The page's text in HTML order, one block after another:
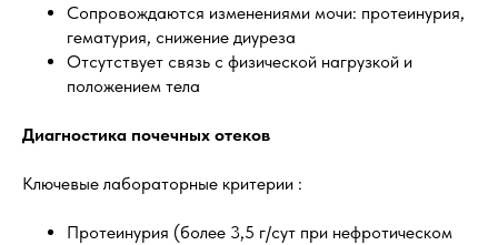
Сопровождаются изменениями мочи: протеинурия,
гематурия, снижение диуреза
Отсутствует связь с физической нагрузкой и
положением тела
Диагностика почечных отеков
Ключевые лабораторные критерии :
Протеинурия (более 3,5 г/сут при нефротическом